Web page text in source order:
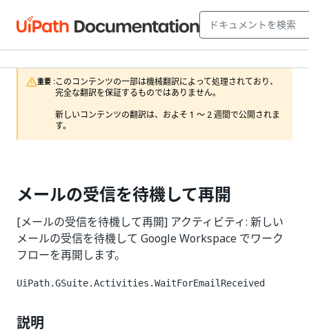
重要 :このコンテンツの一部は機械翻訳によって処理されており、
完全な翻訳を保証するものではありません。
新しいコンテンツの翻訳は、およそ 1 ～ 2 週間で公開されま
す。
メールの受信を待機して再開
[メールの受信を待機して再開] アクティビティ: 新しい
メールの受信を待機して Google Workspace でワーク
フローを再開します。
UiPath.GSuite.Activities.WaitForEmailReceived
説明